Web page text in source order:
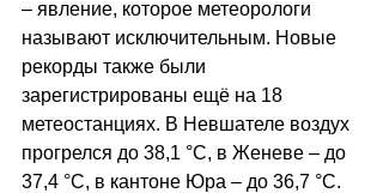
– явление, которое метеорологи
называют исключительным. Новые
рекорды также были
зарегистрированы ещё на 18
метеостанциях. В Невшателе воздух
прогрелся до 38,1 °C, в Женеве – до
37,4 °C, в кантоне Юра – до 36,7 °C.